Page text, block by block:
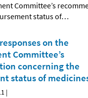
Committee’s
status of…
on the
Committee’s
concerning the
status of
|